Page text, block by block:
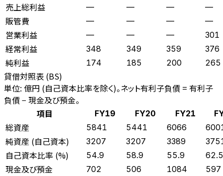
売上総利益 — — — —
販管費 — — — —
営業利益 — — — 301
経常利益 348 349 359 376
純利益 174 185 200 265
貸借対照表 (BS)
単位: 億円 (自己資本比率を除く)。ネット有利子負債 = 有利子
負債 − 現金及び預金。
項目
FY19 FY20 FY21
総資産 5841 5441 6066
純資産 (自己資本) 3207 3207 3389
自己資本比率 (%) 54.9 58.9 55.9 62.5
現金及び預金 702 506 1084 597